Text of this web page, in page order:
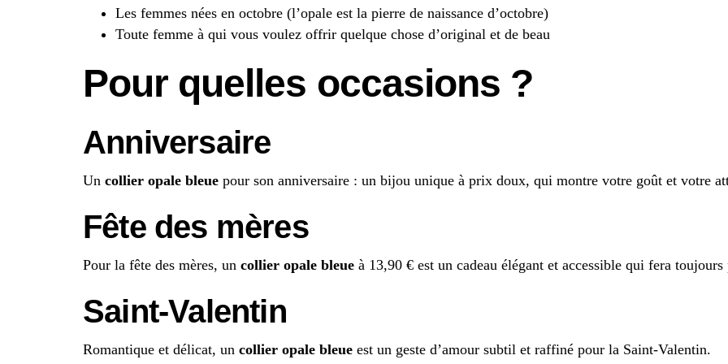
Les femmes nées en octobre (l’opale est la pierre de naissance d’octobre)
Toute femme à qui vous voulez offrir quelque chose d’original et de beau
Pour quelles occasions ?
Anniversaire
Un collier opale bleue pour son anniversaire : un bijou unique à prix doux, qui montre votre goût et votre
Fête des mères
Pour la fête des mères, un collier opale bleue à 13,90 € est un cadeau élégant et accessible qui fera toujours
Saint-Valentin
Romantique et délicat, un collier opale bleue est un geste d’amour subtil et raffiné pour la Saint-Valentin.